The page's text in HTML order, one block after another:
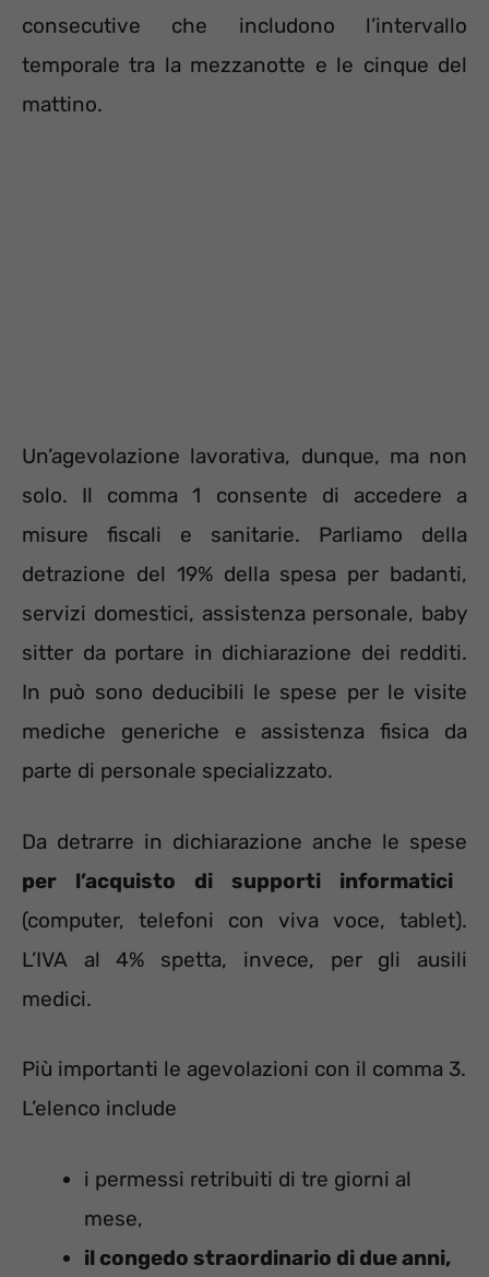
consecutive che includono l’intervallo
temporale tra la mezzanotte e le cinque del
mattino.
Un’agevolazione lavorativa, dunque, ma non
solo. Il comma 1 consente di accedere a
misure fiscali e sanitarie. Parliamo della
detrazione del 19% della spesa per badanti,
servizi domestici, assistenza personale, baby
sitter da portare in dichiarazione dei redditi.
In può sono deducibili le spese per le visite
mediche generiche e assistenza fisica da
parte di personale specializzato.
Da detrarre in dichiarazione anche le spese
per l’acquisto di supporti informatici
(computer, telefoni con viva voce, tablet).
L’IVA al 4% spetta, invece, per gli ausili
medici.
Più importanti le agevolazioni con il comma 3.
L’elenco include
i permessi retribuiti di tre giorni al
mese,
il congedo straordinario di due anni,